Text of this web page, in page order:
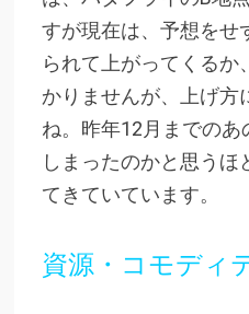
すが現在は、予想をせ
られて上がってくるか
かりませんが、上げ方
ね。昨年12月までの
しまったのかと思うほ
てきていています。
資源・コモディ